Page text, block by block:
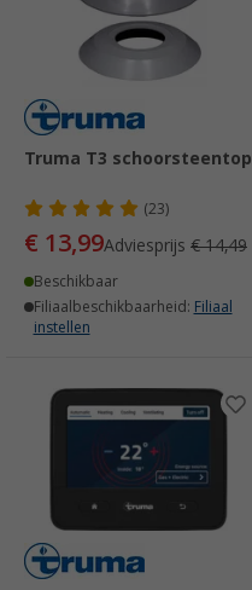
Truma T3 schoorsteentop
(23)
€ 13,99Adviesprijs € 14,49
Beschikbaar
Filiaalbeschikbaarheid: Filiaal
instellen